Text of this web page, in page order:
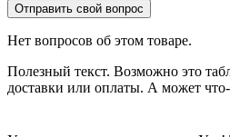
Отправить свой вопрос
Нет вопросов об этом товаре.
Полезный текст. Возможно это
доставки или оплаты. А может